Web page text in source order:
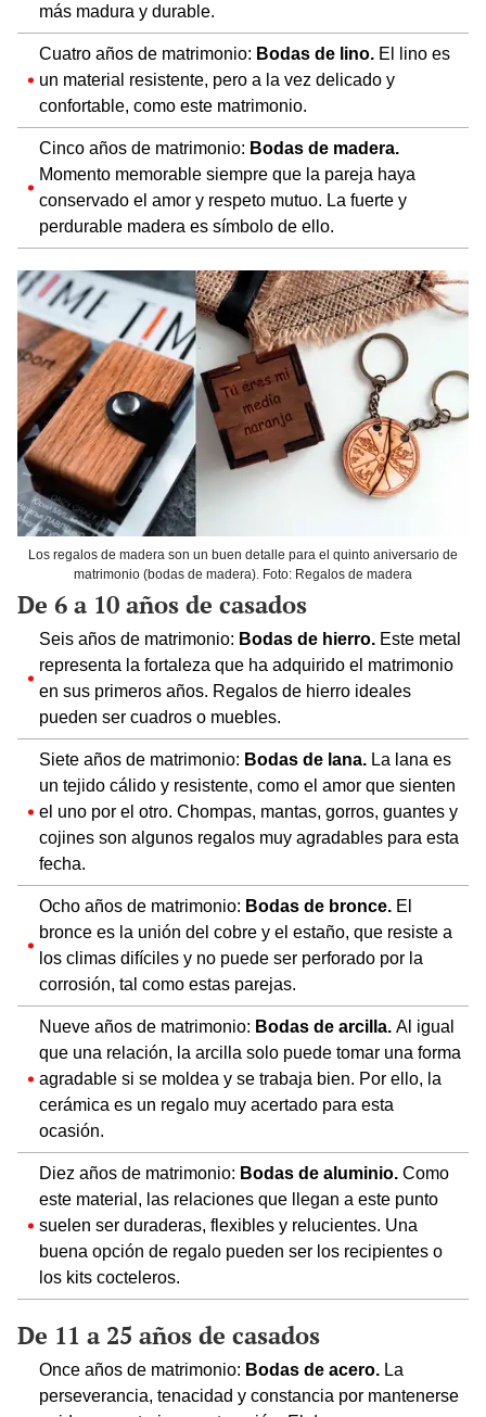
más madura y durable.
Cuatro años de matrimonio: Bodas de lino. El lino es
un material resistente, pero a la vez delicado y
confortable, como este matrimonio.
Cinco años de matrimonio: Bodas de madera.
Momento memorable siempre que la pareja haya
conservado el amor y respeto mutuo. La fuerte y
perdurable madera es símbolo de ello.
Los regalos de madera son un buen detalle para el quinto aniversario de
matrimonio (bodas de madera). Foto: Regalos de madera
De 6 a 10 años de casados
Seis años de matrimonio: Bodas de hierro. Este metal
representa la fortaleza que ha adquirido el matrimonio
en sus primeros años. Regalos de hierro ideales
pueden ser cuadros o muebles.
Siete años de matrimonio: Bodas de lana. La lana es
un tejido cálido y resistente, como el amor que sienten
el uno por el otro. Chompas, mantas, gorros, guantes y
cojines son algunos regalos muy agradables para esta
fecha.
Ocho años de matrimonio: Bodas de bronce. El
bronce es la unión del cobre y el estaño, que resiste a
los climas difíciles y no puede ser perforado por la
corrosión, tal como estas parejas.
Nueve años de matrimonio: Bodas de arcilla. Al igual
que una relación, la arcilla solo puede tomar una forma
agradable si se moldea y se trabaja bien. Por ello, la
cerámica es un regalo muy acertado para esta
ocasión.
Diez años de matrimonio: Bodas de aluminio. Como
este material, las relaciones que llegan a este punto
suelen ser duraderas, flexibles y relucientes. Una
buena opción de regalo pueden ser los recipientes o
los kits cocteleros.
De 11 a 25 años de casados
Once años de matrimonio: Bodas de acero. La
perseverancia, tenacidad y constancia por mantenerse